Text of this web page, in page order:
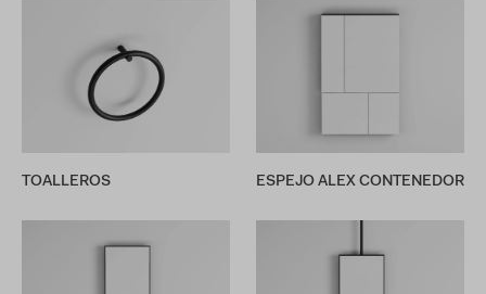
TOALLEROS ESPEJO ALEX CONTENEDOR